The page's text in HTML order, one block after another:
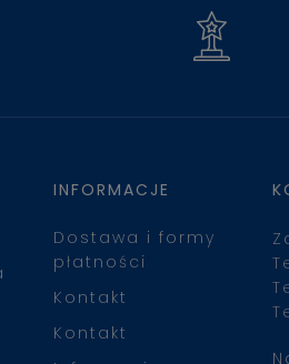
INFORMACJE
Dostawa i formy
płatności
Kontakt
Kontakt